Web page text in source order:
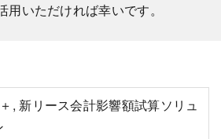
いただければ幸いです。
, 新リース会計影響額試算ソリュ